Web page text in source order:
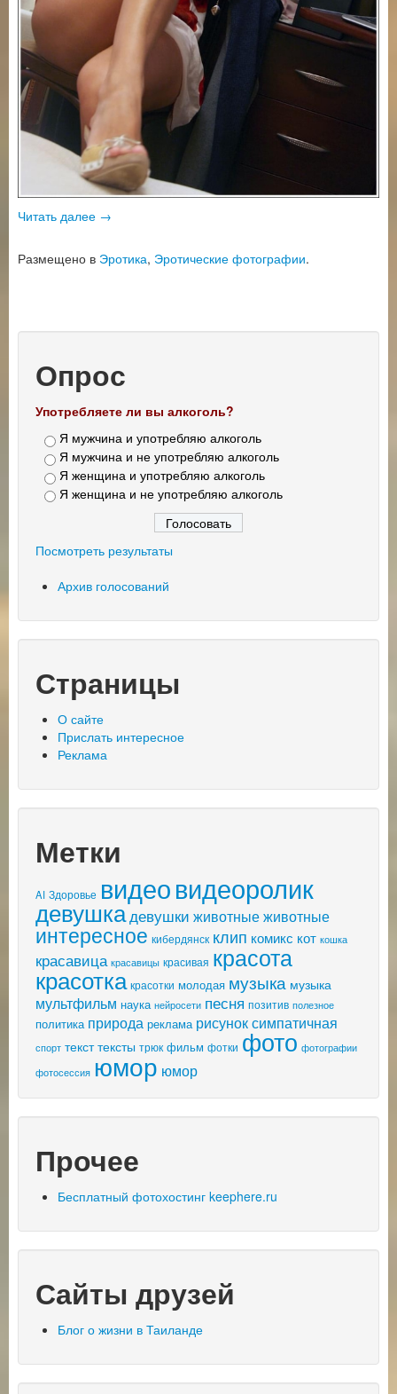
Читать далее →
Размещено в Эротика, Эротические фотографии.
Опрос
Употребляете ли вы алкоголь?
Я мужчина и употребляю алкоголь
Я мужчина и не употребляю алкоголь
Я женщина и употребляю алкоголь
Я женщина и не употребляю алкоголь
Посмотреть результаты
Архив голосований
Страницы
О сайте
Прислать интересное
Реклама
Метки
AI Здоровье видеовидеоролик
девушка девушки животныеживотные
интересное кибердянск клип комикс кот кошка
красавица красавицы красивая красота
красотка красотки молодая музыка музыка
мультфильм наука нейросети песня позитив полезное
политика природа реклама рисуноксимпатичная
спорт текст тексты трюк фильм фотки фото фотографии
фотосессия юмор юмор
Прочее
Бесплатный фотохостинг keephere.ru
Сайты друзей
Блог о жизни в Таиланде